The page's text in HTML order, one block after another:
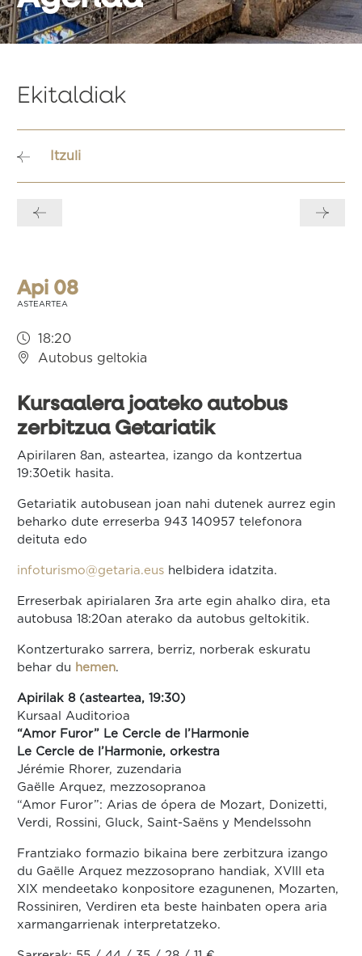
Ekitaldiak
Itzuli
zehar
Api 08
ASTEARTEA
18:20
Autobus geltokia
Kursaalera joateko autobus
zerbitzua Getariatik
Apirilaren 8an, asteartea, izango da kontzertua
19:30etik hasita.
Getariatik autobusean joan nahi dutenek aurrez egin
beharko dute erreserba 943 140957 telefonora
deituta edo
infoturismo@getaria.eushelbidera idatzita.
Erreserbak apirialaren 3ra arte egin ahalko dira, eta
autobusa 18:20an aterako da autobus geltokitik.
Kontzerturako sarrera, berriz, norberak eskuratu
behar du hemen.
Apirilak 8 (asteartea, 19:30)
Kursaal Auditorioa
“Amor Furor” Le Cercle de l’Harmonie
Le Cercle de l’Harmonie, orkestra
Jérémie Rhorer, zuzendaria
Gaëlle Arquez, mezzosopranoa
“Amor Furor”: Arias de ópera de Mozart, Donizetti,
Verdi, Rossini, Gluck, Saint-Saëns y Mendelssohn
Frantziako formazio bikaina bere zerbitzura izango
du Gaëlle Arquez mezzosoprano handiak, XVIII eta
XIX mendeetako konpositore ezagunenen, Mozarten,
Rossiniren, Verdiren eta beste hainbaten opera aria
xarmangarrienak interpretatzeko.